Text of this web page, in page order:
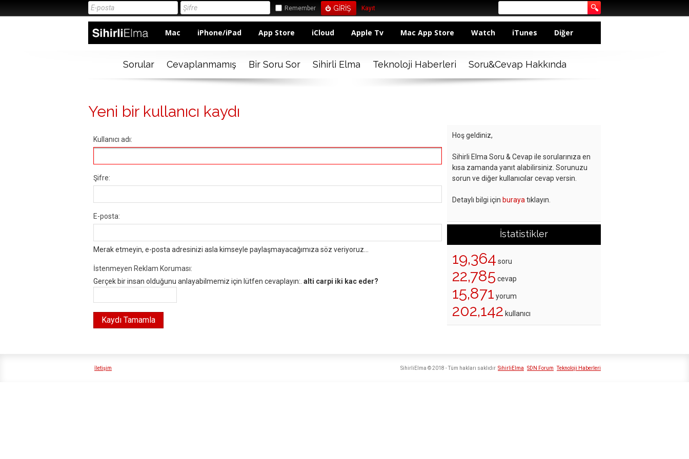
Remember Kayıt
Mac iPhone/iPad App Store iCloud Apple Tv Mac App Store Watch iTunes Diğer
Sorular Cevaplanmamış Bir Soru Sor Sihirli Elma Teknoloji Haberleri Soru&Cevap Hakkında
Yeni bir kullanıcı kaydı
Kullanıcı adı:
Şifre:
E-posta:
Merak etmeyin, e-posta adresinizi asla kimseyle paylaşmayacağımıza söz veriyoruz...
İstenmeyen Reklam Koruması:
Gerçek bir insan olduğunu anlayabilmemiz için lütfen cevaplayın:. alti carpi iki kac eder?
Hoş geldiniz,
Sihirli Elma Soru & Cevap ile sorularınıza en
kısa zamanda yanıt alabilirsiniz. Sorunuzu
sorun ve diğer kullanıcılar cevap versin.
Detaylı bilgi için buraya tıklayın.
İstatistikler
19,364 soru
22,785 cevap
15,871 yorum
202,142 kullanıcı
İletişim SihirliElma SDN Forum Teknoloji Haberleri
SihirliElma © 2018 - Tüm hakları saklıdır